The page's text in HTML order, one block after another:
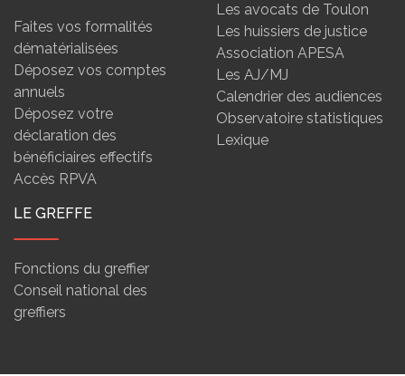
Faites vos formalités
dématérialisées
Déposez vos comptes
annuels
Déposez votre
déclaration des
bénéficiaires effectifs
Accès RPVA
Les avocats de Toulon
Les huissiers de justice
Association APESA
Les AJ/MJ
Calendrier des audiences
Observatoire statistiques
Lexique
LE GREFFE
Fonctions du greffier
Conseil national des
greffiers